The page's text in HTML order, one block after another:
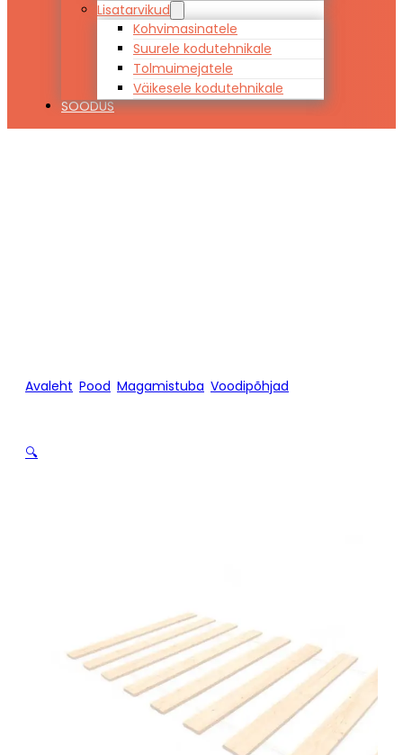
Lisatarvikud
Kohvimasinatele
Suurele kodutehnikale
Tolmuimejatele
Väikesele kodutehnikale
SOODUS
Avaleht Pood Magamistuba Voodipõhjad
🔍